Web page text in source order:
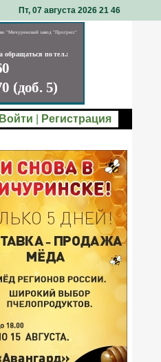
Пт, 07 августа 2026 21: 46
Войти Регистрация